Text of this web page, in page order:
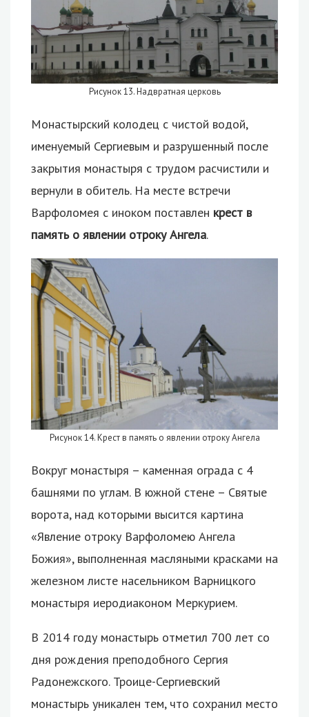
Рисунок 13. Надвратная церковь
Монастырский колодец с чистой водой,
именуемый Сергиевым и разрушенный после
закрытия монастыря с трудом расчистили и
вернули в обитель. На месте встречи
Варфоломея с иноком поставлен крест в
память о явлении отроку Ангела.
Рисунок 14. Крест в память о явлении отроку Ангела
Вокруг монастыря – каменная ограда с 4
башнями по углам. В южной стене – Святые
ворота, над которыми высится картина
«Явление отроку Варфоломею Ангела
Божия», выполненная масляными красками на
железном листе насельником Варницкого
монастыря иеродиаконом Меркурием.
В 2014 году монастырь отметил 700 лет со
дня рождения преподобного Сергия
Радонежского. Троице-Сергиевский
монастырь уникален тем, что сохранил место